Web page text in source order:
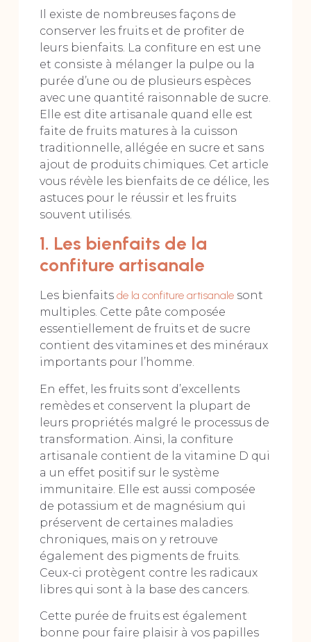
Il existe de nombreuses façons de
conserver les fruits et de profiter de
leurs bienfaits. La confiture en est une
et consiste à mélanger la pulpe ou la
purée d’une ou de plusieurs espèces
avec une quantité raisonnable de sucre.
Elle est dite artisanale quand elle est
faite de fruits matures à la cuisson
traditionnelle, allégée en sucre et sans
ajout de produits chimiques. Cet article
vous révèle les bienfaits de ce délice, les
astuces pour le réussir et les fruits
souvent utilisés.
1. Les bienfaits de la
confiture artisanale
Les bienfaits de la confiture artisanalesont
multiples. Cette pâte composée
essentiellement de fruits et de sucre
contient des vitamines et des minéraux
importants pour l’homme.
En effet, les fruits sont d’excellents
remèdes et conservent la plupart de
leurs propriétés malgré le processus de
transformation. Ainsi, la confiture
artisanale contient de la vitamine D qui
a un effet positif sur le système
immunitaire. Elle est aussi composée
de potassium et de magnésium qui
préservent de certaines maladies
chroniques, mais on y retrouve
également des pigments de fruits.
Ceux-ci protègent contre les radicaux
libres qui sont à la base des cancers.
Cette purée de fruits est également
bonne pour faire plaisir à vos papilles